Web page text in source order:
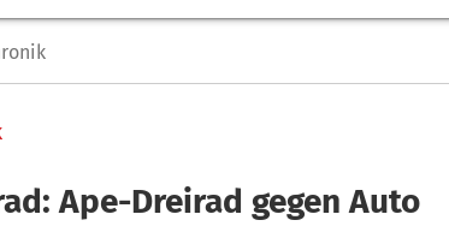
Ape-Dreirad gegen Auto